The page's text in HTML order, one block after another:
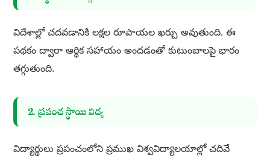
విదేశాల్లో చదవడానికి లక్షల రూపాయల ఖర్చు అవుతుంది. ఈ
పథకం ద్వారా ఆర్థిక సహాయం అందడంతో కుటుంబాలపై భారం
తగ్గుతుంది.
2. ప్రపంచ స్థాయి విద్య
విద్యార్థులు ప్రపంచంలోని ప్రముఖ విశ్వవిద్యాలయాల్లో చదివే